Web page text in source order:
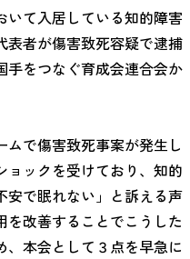
いて入居している知的障害
表者が傷害致死容疑で逮捕
手をつなぐ育成会連合会か
で傷害致死事案が発生し
ョックを受けており、知的
安で眠れない」と訴える声
改善することでこうした
本会として３点を早急に